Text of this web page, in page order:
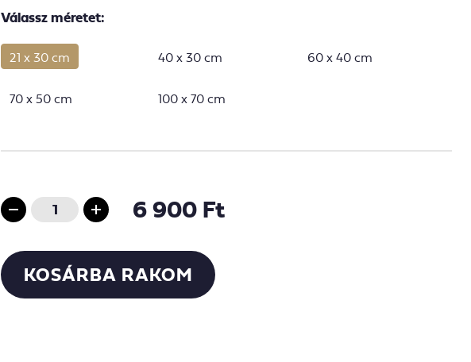
Válassz méretet:
21 x 30 cm 40 x 30 cm 60 x 40 cm
70 x 50 cm 100 x 70 cm
6 900 Ft
KOSÁRBA RAKOM